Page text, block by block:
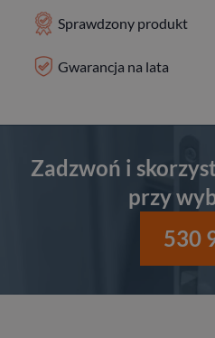
Sprawdzony produkt
Gwarancja na lata
Zadzwoń i
przy
530